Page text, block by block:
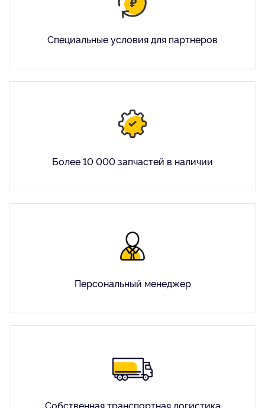
Специальные условия для партнеров
Более 10 000 запчастей в наличии
Персональный менеджер
Собственная транспортная логистика